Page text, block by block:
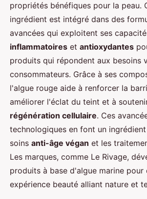
propriétés bénéfiques pour la peau.
ingrédient est intégré dans des
avancées qui exploitent ses
inflammatoires et antioxydantes
produits qui répondent aux besoins
consommateurs. Grâce à ses
l'algue rouge aide à renforcer la
améliorer l'éclat du teint et à
régénération cellulaire. Ces
technologiques en font un
soins anti-âge végan et les
Les marques, comme Le Rivage,
produits à base d'algue marine pour
expérience beauté alliant nature et